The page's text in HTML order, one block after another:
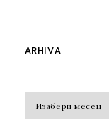
ARHIVA